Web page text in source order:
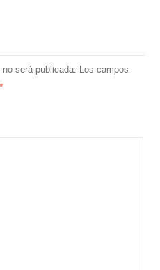
no será publicada. Los campos
*